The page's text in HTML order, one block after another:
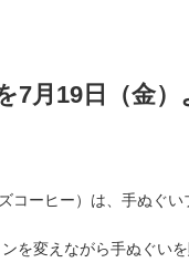
7月19日（金）
ーヒー）は、手ぬぐ
を変えながら手ぬぐい